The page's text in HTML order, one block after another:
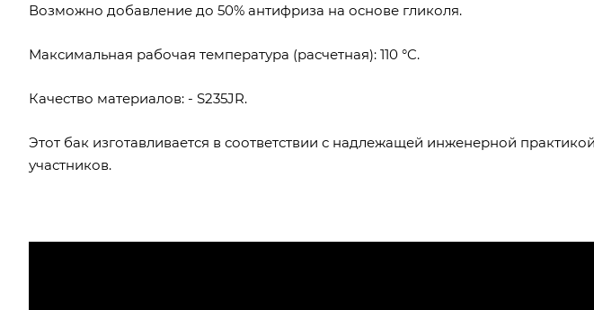
Возможно добавление до 50% антифриза на основе гликоля.
Максимальная рабочая температура (расчетная): 110 °C.
Качество материалов: - S235JR.
Этот бак изготавливается в соответствии с надлежащей инженерной
участников.